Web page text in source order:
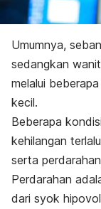
Umumnya,
sedangkan
melalui
kecil.
Beberapa
kehilangan
serta
Perdarahan
dari syok